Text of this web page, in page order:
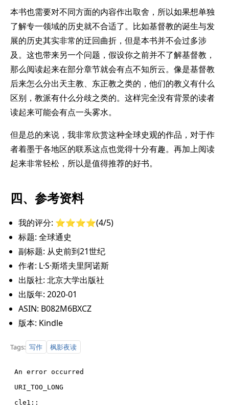
本书也需要对不同方面的内容作出取舍，所以如果想单独
了解专一领域的历史就不合适了。比如基督教的诞生与发
展的历史其实非常的迂回曲折，但是本书并不会过多涉
及。这也带来另一个问题，假设你之前并不了解基督教，
那么阅读起来在部分章节就会有点不知所云。像是基督教
后来怎么分出天主教、东正教之类的，他们的教义有什么
区别，教派有什么分歧之类的。这样完全没有背景的读者
读起来可能会有点一头雾水。
但是总的来说，我非常欣赏这种全球史观的作品，对于作
者着墨于各地区的联系这点也觉得十分有趣。再加上阅读
起来非常轻松，所以是值得推荐的好书。
四、参考资料
我的评分: ⭐️⭐️⭐️⭐️(4/5)
标题: 全球通史
副标题: 从史前到21世纪
作者: L·S·斯塔夫里阿诺斯
出版社: 北京大学出版社
出版年: 2020-01
ASIN: B082M6BXCZ
版本: Kindle
Tags: 写作 枫影夜读